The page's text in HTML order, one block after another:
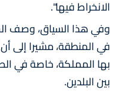
الانخراط فيها".
وفي هذا السياق، وصف
في المنطقة، مشيرا إلى
بها المملكة، خاصة في
بين البلدين.